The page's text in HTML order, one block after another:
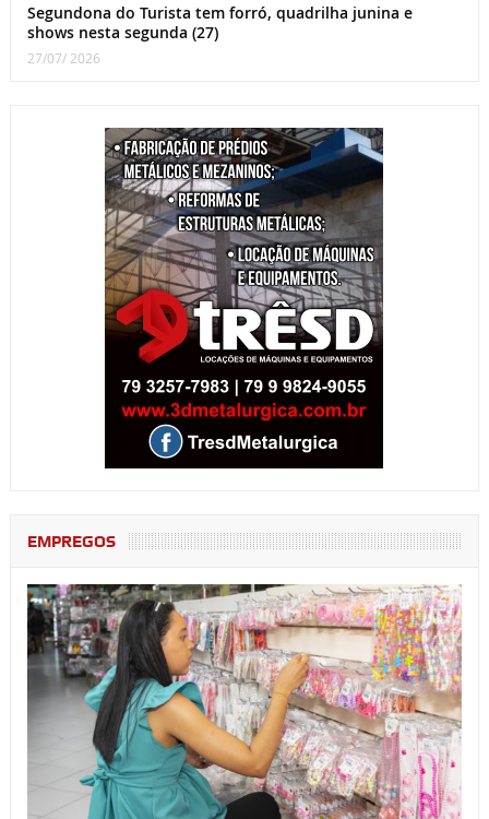
Segundona do Turista tem forró, quadrilha junina e
shows nesta segunda (27)
27/07/ 2026
EMPREGOS